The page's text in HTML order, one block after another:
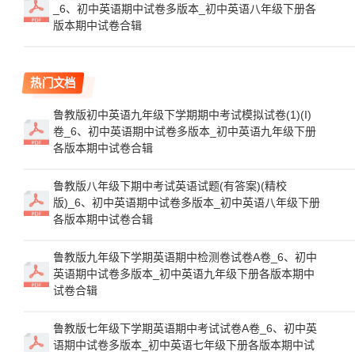
_6、初中英语期中试卷多版本_初中英语八年级下册各
版本期中试卷合辑
热门文档
鲁教版初中英语九年级下学期期中考试模拟试卷(1)(I)
卷_6、初中英语期中试卷多版本_初中英语九年级下册
各版本期中试卷合辑
鲁教版八年级下期中考试英语试题(有答案)(精校
版)_6、初中英语期中试卷多版本_初中英语八年级下册
各版本期中试卷合辑
鲁教版九年级下学期英语期中检测卷试卷A卷_6、初中
英语期中试卷多版本_初中英语九年级下册各版本期中
试卷合辑
鲁教版七年级下学期英语期中考试试卷A卷_6、初中英
语期中试卷多版本_初中英语七年级下册各版本期中试